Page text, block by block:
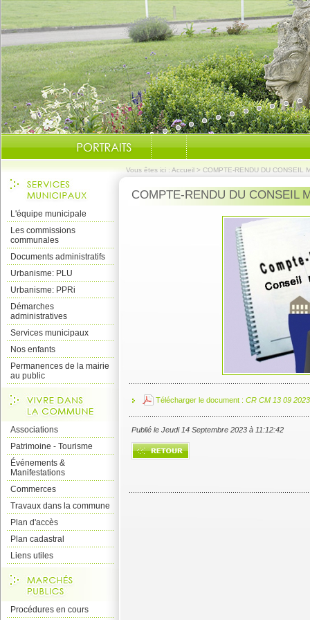
Vous êtes ici : Accueil > COMPTE-RENDU DU CONSEIL
L'équipe municipale
Les commissions
communales
Documents administratifs
Urbanisme: PLU
Urbanisme: PPRi
Démarches
administratives
Services municipaux
Nos enfants
Permanences de la mairie
au public
Associations
Patrimoine - Tourisme
Événements &
Manifestations
Commerces
Travaux dans la commune
Plan d'accès
Plan cadastral
Liens utiles
Procédures en cours
COMPTE-RENDU DU CONSEIL
Télécharger le document : CR CM 13 09 2023
Publié le Jeudi 14 Septembre 2023 à 11:12:42